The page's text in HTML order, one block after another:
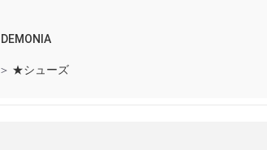
DEMONIA
＞ ★シューズ